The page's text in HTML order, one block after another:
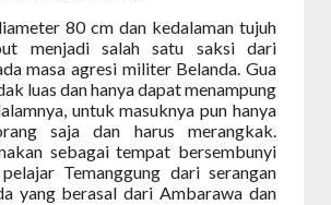
80 cm dan kedalaman tujuh
menjadi salah satu saksi dari
masa agresi militer Belanda. Gua
luas dan hanya dapat menampung
untuk masuknya pun hanya
saja dan harus merangkak.
sebagai tempat bersembunyi
Temanggung dari serangan
yang berasal dari Ambarawa dan